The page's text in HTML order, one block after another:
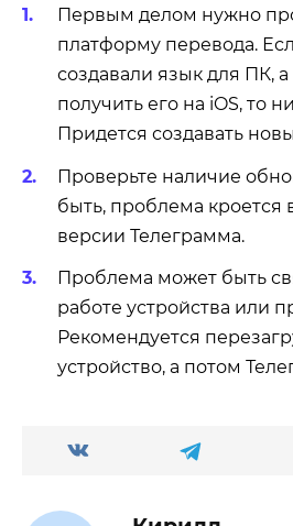
Первым делом нужно
платформу перевода.
создавали язык для ПК,
получить его на iOS, то
Придется создавать
Проверьте наличие
быть, проблема кроется
версии Телеграмма.
Проблема может быть
работе устройства или
Рекомендуется
устройство, а потом